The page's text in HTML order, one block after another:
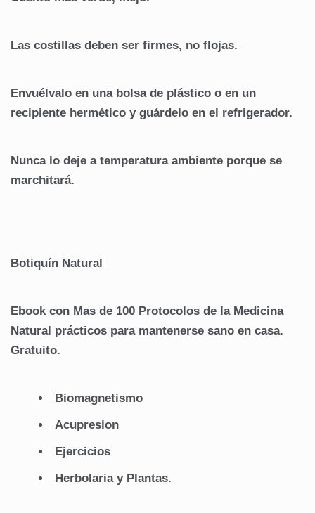
Las costillas deben ser firmes, no flojas.
Envuélvalo en una bolsa de plástico o en un
recipiente hermético y guárdelo en el refrigerador.
Nunca lo deje a temperatura ambiente porque se
marchitará.
Botiquín Natural
Ebook con Mas de 100 Protocolos de la Medicina
Natural prácticos para mantenerse sano en casa.
Gratuito.
Biomagnetismo
Acupresion
Ejercicios
Herbolaria y Plantas.